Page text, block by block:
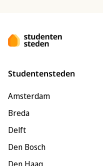
Studentensteden
Amsterdam
Breda
Delft
Den Bosch